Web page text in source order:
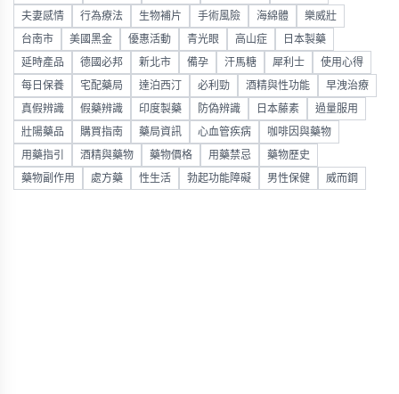
夫妻感情 行為療法 生物補片 手術風險 海綿體 樂威壯
台南市 美國黑金 優惠活動 青光眼 高山症 日本製藥
延時產品 德國必邦 新北市 備孕 汗馬糖 犀利士 使用心得
每日保養 宅配藥局 達泊西汀 必利勁 酒精與性功能 早洩治療
真假辨識 假藥辨識 印度製藥 防偽辨識 日本藤素 過量服用
壯陽藥品 購買指南 藥局資訊 心血管疾病 咖啡因與藥物
用藥指引 酒精與藥物 藥物價格 用藥禁忌 藥物歷史
藥物副作用 處方藥 性生活 勃起功能障礙 男性保健 威而鋼